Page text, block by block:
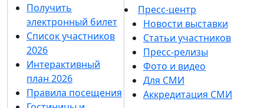
Получить
электронный билет
Список участников
2026
Интерактивный
план 2026
Правила посещения
Пресс-центр
Новости выставки
Статьи участников
Пресс-релизы
Фото и видео
Для СМИ
Аккредитация СМИ